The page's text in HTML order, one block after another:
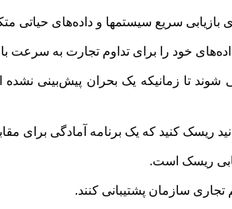
بازیابی سریع سیستمها و داده‌های حیاتی
خود را برای تداوم تجارت به سرعت
تا زمانیکه یک بحران پیش‌بینی نشده
ریسک کنید که یک برنامه آمادگی برای
ریسک است.